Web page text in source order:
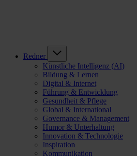
Redner
Künstliche Intelligenz (AI)
Bildung & Lernen
Digital & Internet
Führung & Entwicklung
Gesundheit & Pflege
Global & International
Governance & Management
Humor & Unterhaltung
Innovation & Technologie
Inspiration
Kommunikation